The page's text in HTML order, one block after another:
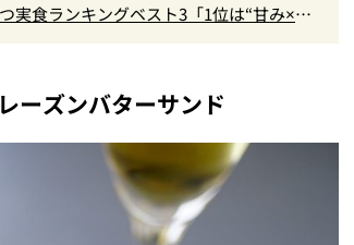
実食ランキングベスト3「1位は“甘み×爽
ーズンバターサンド